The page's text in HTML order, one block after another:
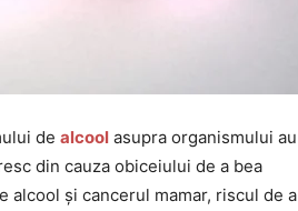
de alcool asupra organismului au
din cauza obiceiului de a bea
alcool și cancerul mamar, riscul de a